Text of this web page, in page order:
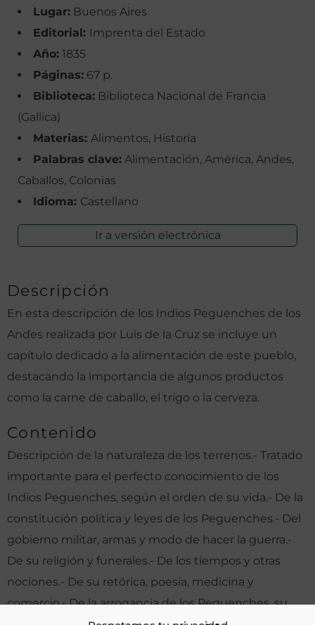
Lugar: Buenos Aires
Editorial: Imprenta del Estado
Año: 1835
Páginas: 67 p.
Biblioteca: Biblioteca Nacional de Francia
(Gallica)
Materias: Alimentos, Historia
Palabras clave: Alimentación, América, Andes,
Caballos, Colonias
Idioma: Castellano
Ir a versión electrónica
Descripción
En esta descripción de los Indios Peguenches de los
Andes realizada por Luis de la Cruz se incluye un
capítulo dedicado a la alimentación de este pueblo,
destacando la importancia de algunos productos
como la carne de caballo, el trigo o la cerveza.
Contenido
Descripción de la naturaleza de los terrenos.- Tratado
importante para el perfecto conocimiento de los
Indios Peguenches, según el orden de su vida.- De la
constitución política y leyes de los Peguenches.- Del
gobierno militar, armas y modo de hacer la guerra.-
De su religión y funerales.- De los tiempos y otras
nociones.- De su retórica, poesía, medicina y
comercio.- De la arrogancia de los Peguenches, su